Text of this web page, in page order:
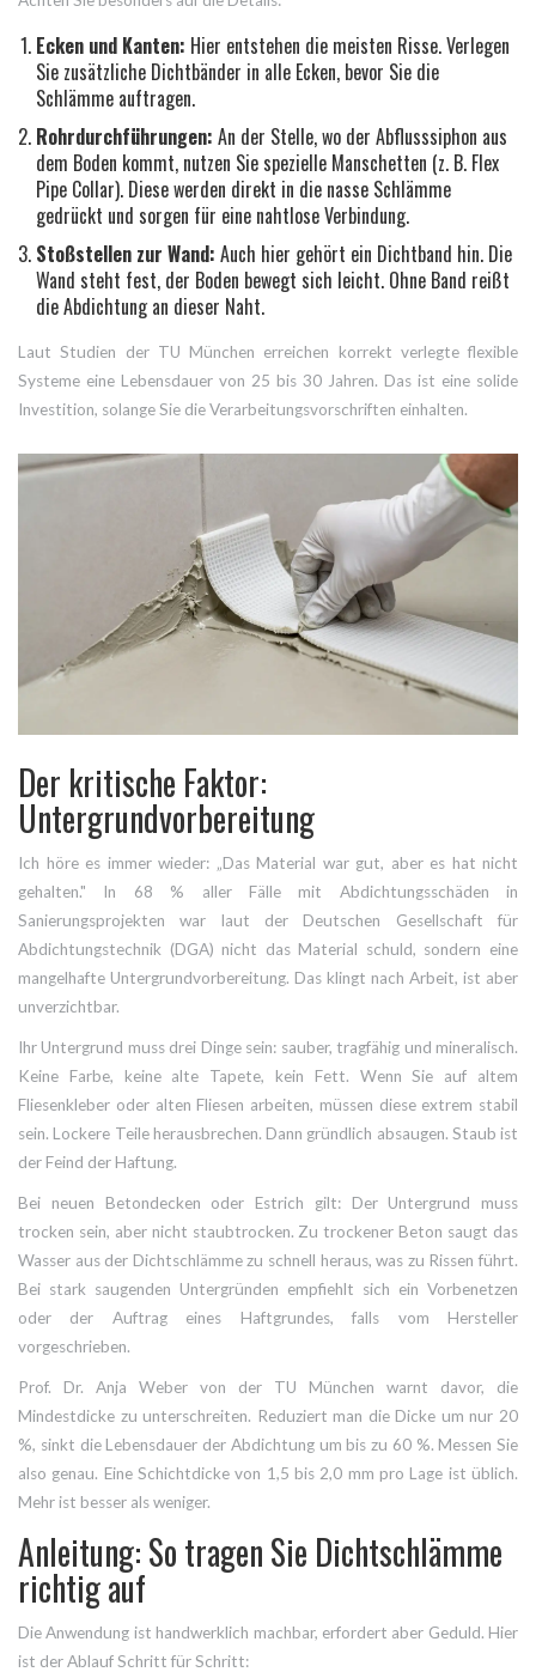
Ecken und Kanten: Hier entstehen die meisten Risse. Verlegen
Sie zusätzliche Dichtbänder in alle Ecken, bevor Sie die
Schlämme auftragen.
Rohrdurchführungen: An der Stelle, wo der Abflusssiphon aus
dem Boden kommt, nutzen Sie spezielle Manschetten (z. B. Flex
Pipe Collar). Diese werden direkt in die nasse Schlämme
gedrückt und sorgen für eine nahtlose Verbindung.
Stoßstellen zur Wand: Auch hier gehört ein Dichtband hin. Die
Wand steht fest, der Boden bewegt sich leicht. Ohne Band reißt
die Abdichtung an dieser Naht.
Laut Studien der TU München erreichen korrekt verlegte flexible
Systeme eine Lebensdauer von 25 bis 30 Jahren. Das ist eine solide
Investition, solange Sie die Verarbeitungsvorschriften einhalten.
Der kritische Faktor:
Untergrundvorbereitung
Ich höre es immer wieder: „Das Material war gut, aber es hat nicht
gehalten." In 68 % aller Fälle mit Abdichtungsschäden in
Sanierungsprojekten war laut der Deutschen Gesellschaft für
Abdichtungstechnik (DGA) nicht das Material schuld, sondern eine
mangelhafte Untergrundvorbereitung. Das klingt nach Arbeit, ist aber
unverzichtbar.
Ihr Untergrund muss drei Dinge sein: sauber, tragfähig und mineralisch.
Keine Farbe, keine alte Tapete, kein Fett. Wenn Sie auf altem
Fliesenkleber oder alten Fliesen arbeiten, müssen diese extrem stabil
sein. Lockere Teile herausbrechen. Dann gründlich absaugen. Staub ist
der Feind der Haftung.
Bei neuen Betondecken oder Estrich gilt: Der Untergrund muss
trocken sein, aber nicht staubtrocken. Zu trockener Beton saugt das
Wasser aus der Dichtschlämme zu schnell heraus, was zu Rissen führt.
Bei stark saugenden Untergründen empfiehlt sich ein Vorbenetzen
oder der Auftrag eines Haftgrundes, falls vom Hersteller
vorgeschrieben.
Prof. Dr. Anja Weber von der TU München warnt davor, die
Mindestdicke zu unterschreiten. Reduziert man die Dicke um nur 20
%, sinkt die Lebensdauer der Abdichtung um bis zu 60 %. Messen Sie
also genau. Eine Schichtdicke von 1,5 bis 2,0 mm pro Lage ist üblich.
Mehr ist besser als weniger.
Anleitung: So tragen Sie Dichtschlämme
richtig auf
Die Anwendung ist handwerklich machbar, erfordert aber Geduld. Hier
ist der Ablauf Schritt für Schritt: